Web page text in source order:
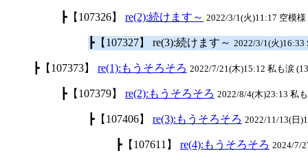
┣【107326】 re(2):続けます～ 2022/3/1(火)11:17 空模様
┣【107327】 re(3):続けます～ 2022/3/1(火)16:33
┣【107373】 re(1):もうそろそろ 2022/7/21(木)15:12 私も涙
┣【107379】 re(2):もうそろそろ 2022/8/4(木)23:13 私
┣【107406】 re(3):もうそろそろ 2022/11/13(日
┣【107611】 re(4):もうそろそろ 2024/7/